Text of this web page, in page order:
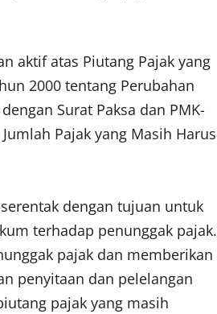
aktif atas Piutang Pajak yang
2000 tentang Perubahan
Surat Paksa dan PMK-
Pajak yang Masih Harus
dengan tujuan untuk
terhadap penunggak pajak.
pajak dan memberikan
penyitaan dan pelelangan
pajak yang masih